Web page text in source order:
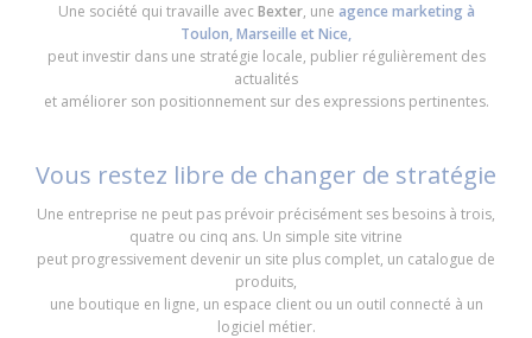
Une société qui travaille avecBexter, une agence marketing à
Toulon, Marseille et Nice,
peut investir dans une stratégie locale, publier régulièrement des
actualités
et améliorer son positionnement sur des expressions pertinentes.
Vous restez libre de changer de stratégie
Une entreprise ne peut pas prévoir précisément ses besoins à trois,
quatre ou cinq ans. Un simple site vitrine
peut progressivement devenir un site plus complet, un catalogue de
produits,
une boutique en ligne, un espace client ou un outil connecté à un
logiciel métier.